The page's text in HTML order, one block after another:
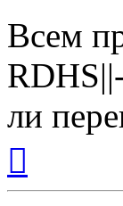
Всем
ли
началу